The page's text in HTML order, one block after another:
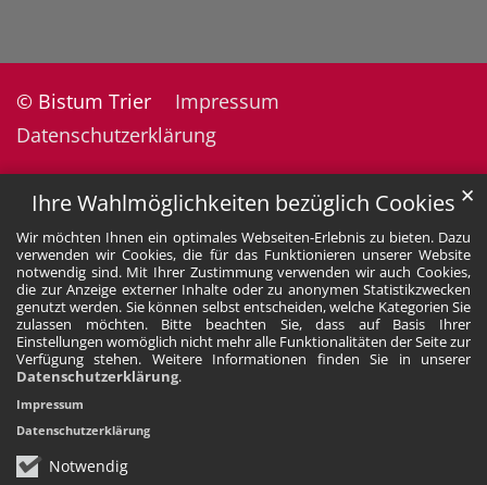
Ihre Wahlmöglichkeiten bezüglich Cookies
Wir möchten Ihnen ein optimales Webseiten-Erlebnis zu bieten. Dazu
verwenden wir Cookies, die für das Funktionieren unserer Website
notwendig sind. Mit Ihrer Zustimmung verwenden wir auch Cookies,
die zur Anzeige externer Inhalte oder zu anonymen Statistikzwecken
genutzt werden. Sie können selbst entscheiden, welche Kategorien Sie
zulassen möchten. Bitte beachten Sie, dass auf Basis Ihrer
Einstellungen womöglich nicht mehr alle Funktionalitäten der Seite zur
Verfügung stehen. Weitere Informationen finden Sie in unserer
Datenschutzerklärung.
Notwendig
✕
Impressum
Datenschutzerklärung
© Bistum Trier
Impressum
Datenschutzerklärung